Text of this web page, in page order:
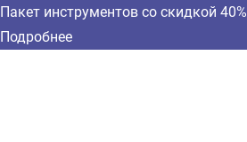
Пакет инструментов со скидкой 40%
Подробнее